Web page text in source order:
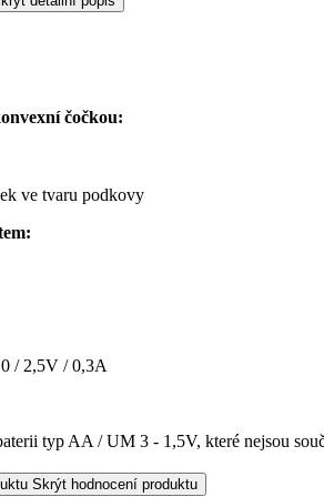
čočkou:
ve tvaru podkovy
/ 2,5V / 0,3A
typ AA / UM 3 - 1,5V, které nejsou
Skrýt hodnocení produktu